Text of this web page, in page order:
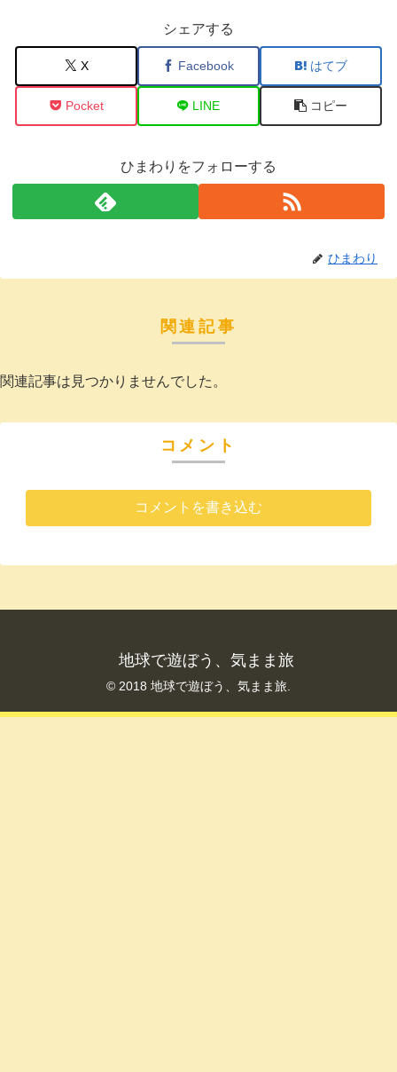
シェアする
X Facebook はてブ
Pocket LINE コピー
ひまわりをフォローする
ひまわり
関連記事
関連記事は見つかりませんでした。
コメント
コメントを書き込む
地球で遊ぼう、気まま旅
© 2018 地球で遊ぼう、気まま旅.